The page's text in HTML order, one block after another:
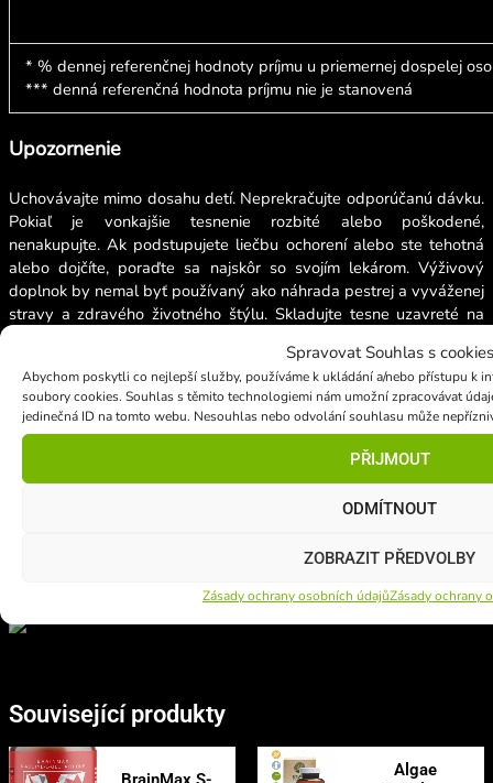
Spravovat Souhlas s cookies
Abychom poskytli co nejlepší služby, používáme k ukládání a/nebo přístupu k
soubory cookies. Souhlas s těmito technologiemi nám umožní zpracovávat
jedinečná ID na tomto webu. Nesouhlas nebo odvolání souhlasu může
PŘIJMOUT
ODMÍTNOUT
ZOBRAZIT PŘEDVOLBY
Zásady ochrany osobních údajůZásady ochrany
* % dennej referenčnej hodnoty príjmu u priemernej dospelej
*** denná referenčná hodnota príjmu nie je stanovená
Upozornenie
Uchovávajte mimo dosahu detí. Neprekračujte odporúčanú dávku.
Pokiaľ je vonkajšie tesnenie rozbité alebo poškodené,
nenakupujte. Ak podstupujete liečbu ochorení alebo ste tehotná
alebo dojčíte, poraďte sa najskôr so svojím lekárom. Výživový
doplnok by nemal byť používaný ako náhrada pestrej a vyváženej
stravy a zdravého životného štýlu. Skladujte tesne uzavreté na
Ďalšie zložky
Voda, Glycerín, Ethanol, Vitamín E (ako d-alfa tokoferol
polyethylenglykol 1000 sukcinát a zmes prírodných tokoferolov),
EDTA (ako konzervačná látka) prírodná aróma rastlín (bez MSG),
™ je ochranná známka
Související produkty
Algae